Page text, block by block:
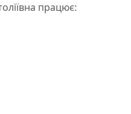
працює: